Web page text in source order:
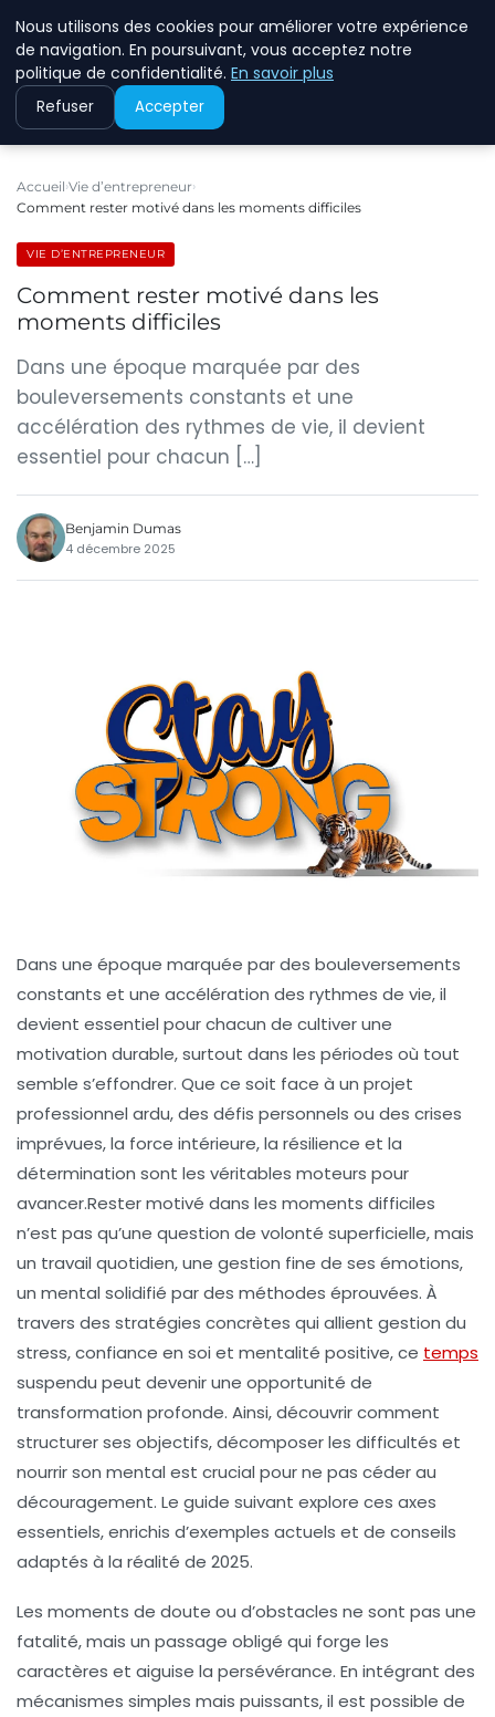
ECOMMCODE2
Accueil Vie d’entrepreneur
Comment rester motivé dans les moments difficiles
VIE D’ENTREPRENEUR
Comment rester motivé dans les
moments difficiles
Dans une époque marquée par des
bouleversements constants et une
accélération des rythmes de vie, il devient
essentiel pour chacun […]
Benjamin Dumas
4 décembre 2025
Dans une époque marquée par des bouleversements
constants et une accélération des rythmes de vie, il
devient essentiel pour chacun de cultiver une
motivation durable, surtout dans les périodes où tout
semble s’effondrer. Que ce soit face à un projet
professionnel ardu, des défis personnels ou des crises
imprévues, la force intérieure, la résilience et la
détermination sont les véritables moteurs pour
avancer.Rester motivé dans les moments difficiles
n’est pas qu’une question de volonté superficielle, mais
un travail quotidien, une gestion fine de ses émotions,
un mental solidifié par des méthodes éprouvées. À
travers des stratégies concrètes qui allient gestion du
stress, confiance en soi et mentalité positive, ce temps
suspendu peut devenir une opportunité de
transformation profonde. Ainsi, découvrir comment
structurer ses objectifs, décomposer les difficultés et
nourrir son mental est crucial pour ne pas céder au
découragement. Le guide suivant explore ces axes
essentiels, enrichis d’exemples actuels et de conseils
adaptés à la réalité de 2025.
Les moments de doute ou d’obstacles ne sont pas une
fatalité, mais un passage obligé qui forge les
caractères et aiguise la persévérance. En intégrant des
mécanismes simples mais puissants, il est possible de
Nous utilisons des cookies pour améliorer votre expérience
de navigation. En poursuivant, vous acceptez notre
politique de confidentialité. En savoir plus
Refuser Accepter